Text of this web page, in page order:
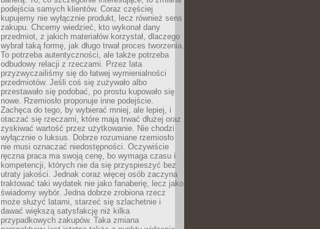
podejścia samych klientów. Coraz częściej
kupujemy nie wyłącznie produkt, lecz również sens
zakupu. Chcemy wiedzieć, kto wykonał dany
przedmiot, z jakich materiałów korzystał, dlaczego
wybrał taką formę, jak długo trwał proces tworzenia.
To potrzeba autentyczności, ale także potrzeba
odbudowy relacji z rzeczami. Przez lata
przyzwyczailiśmy się do łatwej wymienialności
przedmiotów. Jeśli coś się zużywało albo
przestawało się podobać, po prostu kupowało się
nowe. Rzemiosło proponuje inne podejście.
Zachęca do tego, by wybierać mniej, ale lepiej, i
otaczać się rzeczami, które mają trwać dłużej oraz
zyskiwać wartość przez użytkowanie. Nie chodzi
wyłącznie o luksus. Dobrze rozumiane rzemiosło
nie musi oznaczać niedostępności. Oczywiście
ręczna praca ma swoją cenę, bo wymaga czasu i
kompetencji, których nie da się przyspieszyć bez
utraty jakości. Jednak coraz więcej osób zaczyna
traktować taki wydatek nie jako fanaberię, lecz jako
świadomy wybór. Jedna dobrze zrobiona rzecz
może służyć latami, starzeć się szlachetnie i
dawać większą satysfakcję niż kilka
przypadkowych zakupów. Taka zmiana